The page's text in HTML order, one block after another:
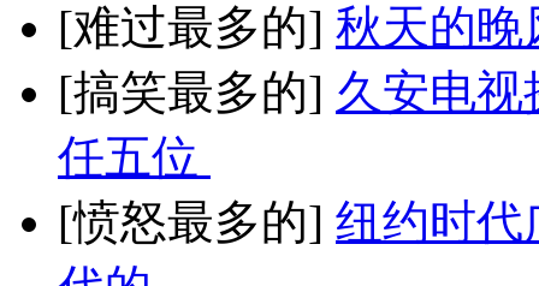
[难过最多的] 秋天的晚
[搞笑最多的] 久安电
任五位
[愤怒最多的] 纽约时代